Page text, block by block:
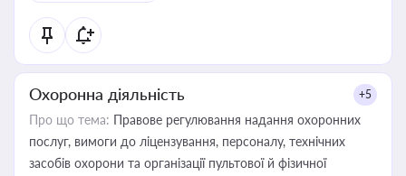
Охоронна діяльність +5
Про що тема: Правове регулювання надання охоронних
послуг, вимоги до ліцензування, персоналу, технічних
засобів охорони та організації пультової й фізичної